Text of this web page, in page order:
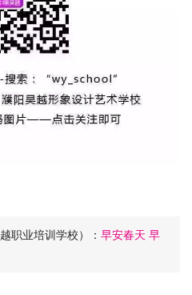
职业培训学校）： 早安春天 早